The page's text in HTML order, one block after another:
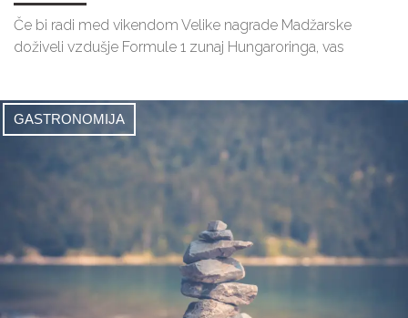
Če bi radi med vikendom Velike nagrade Madžarske
doživeli vzdušje Formule 1 zunaj Hungaroringa, vas
GASTRONOMIJA